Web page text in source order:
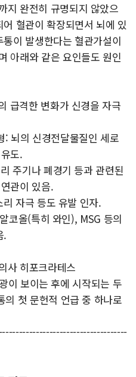
지 완전히 규명되지 않았으
혈관이 확장되면서 뇌에 있
이 발생한다는 혈관가설이
아래와 같은 요인들도 원인
급격한 변화가 신경을 자극
뇌의 신경전달물질인 세로
도.
주기나 폐경기 등과 관련된
관이 있음.
자극 등도 유발 인자.
코올(특히 와인), MSG 등의
.
사 히포크라테스
보이는 후에 시작되는 두
첫 문헌적 언급 중 하나로